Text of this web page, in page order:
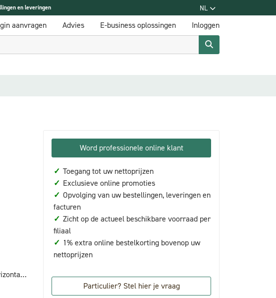
en leveringen NL
aanvragen Advies E-business oplossingen Inloggen
Word professionele online klant
✓ Toegang tot uw nettoprijzen
✓ Exclusieve online promoties
✓ Opvolging van uw bestellingen, leveringen en
facturen
✓ Zicht op de actueel beschikbare voorraad per
filiaal
✓ 1% extra online bestelkorting bovenop uw
nettoprijzen
Particulier? Stel hier je vraag